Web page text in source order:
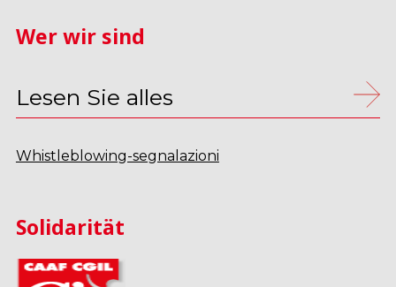
Wer wir sind
Lesen Sie alles
Whistleblowing-segnalazioni
Solidarität